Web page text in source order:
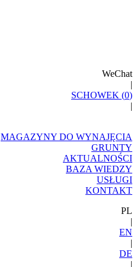
WeChat
|
SCHOWEK (0)
|
MAGAZYNY DO WYNAJĘCIA
GRUNTY
AKTUALNOŚCI
BAZA WIEDZY
USŁUGI
KONTAKT
PL
|
EN
|
DE
|